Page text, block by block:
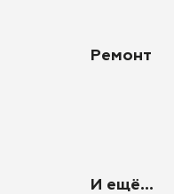
Ремонт
И ещё...